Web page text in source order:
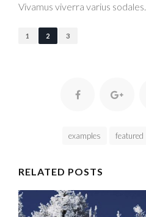
Vivamus viverra varius sodales.
1 2 3
examples featured
RELATED POSTS